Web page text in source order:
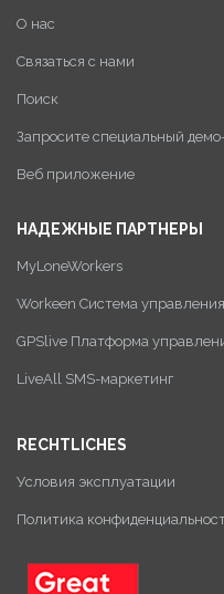
О нас
Связаться с нами
Поиск
Запросите специальный
Веб приложение
НАДЕЖНЫЕ ПАРТНЕРЫ
MyLoneWorkers
Workeen Система
GPSlive Платформа
LiveAll SMS-маркетинг
RECHTLICHES
Условия эксплуатации
Политика